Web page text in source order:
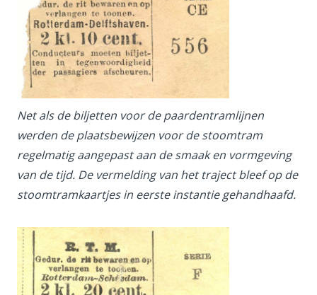
Net als de biljetten voor de paardentramlijnen
werden de plaatsbewijzen voor de stoomtram
regelmatig aangepast aan de smaak en vormgeving
van de tijd. De vermelding van het traject bleef op de
stoomtramkaartjes in eerste instantie gehandhaafd.